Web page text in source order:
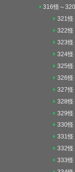
316怪～
321
322
323
324
325
326
327
328
329
330
331
332
333